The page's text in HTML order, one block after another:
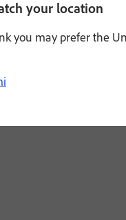
your location
you may prefer the